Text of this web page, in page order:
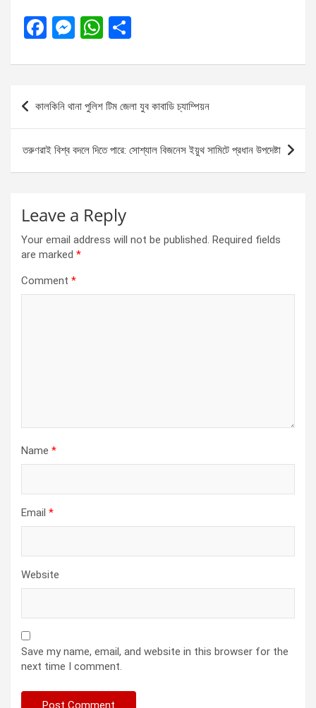
F
ce
b
o
o
k
M
se
g
er
W
at
s
A
p
p
ar
Post
navigation
কালকিনি থানা পুলিশ টিম জেলা যুব কাবাডি চ্যাম্পিয়ন
তরুণরাই বিশ্ব বদলে দিতে পারে: সোশ্যাল বিজনেস ইয়ুথ সামিটে প্রধান উপদেষ্টা
Leave a Reply
Your email address will not be published. Required fields
are marked *
Comment *
Name *
Email *
Website
Save my name, email, and website in this browser for the
next time I comment.